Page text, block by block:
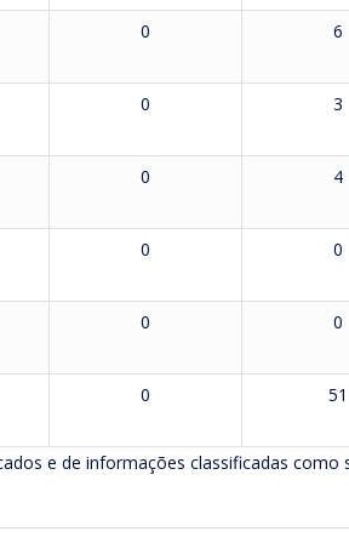
0 6
0 3
0 4
0 0
0 0
0 51
e de informações classificadas como